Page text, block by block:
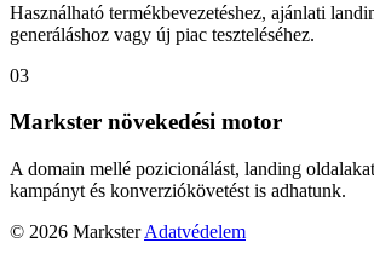
Használható termékbevezetéshez, ajánlati
generáláshoz vagy új piac teszteléséhez.
03
Markster növekedési motor
A domain mellé pozicionálást, landing
kampányt és konverziókövetést is adhatunk.
© 2026 Markster Adatvédelem